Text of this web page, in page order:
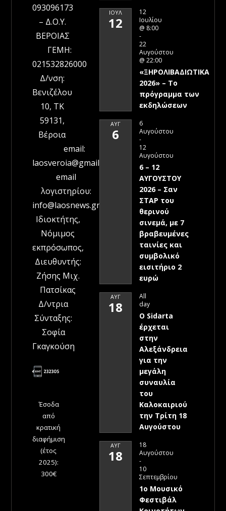
093096173
– Δ.Ο.Υ.
ΒΕΡΟΙΑΣ
ΓΕΜΗ:
021532826000
Δ/νση:
Βενιζέλου
10, ΤΚ
59131,
Βέροια
email:
laosveroia@gmail.com
email
λογιστηρίου:
info@laosnews.gr
Ιδιοκτήτης,
Νόμιμος
εκπρόσωπος,
Διευθυντής:
Ζήσης Μιχ.
Πατσίκας
Δ/ντρια
Σύνταξης:
Σοφία
Γκαγκούση
Έσοδα
από
κρατική
διαφήμιση
(έτος
2025):
300€
ΙΟΎΛ
12
12
Ιουλίου
@ 8:00
-
22
Αυγούστου
@ 22:00
«ΞΗΡΟΛΙΒΑΔΙΩΤΙΚΑ
2026» – To
πρόγραμμα των
εκδηλώσεων
ΑΥΓ
6
6
Αυγούστου
-
12
Αυγούστου
6 – 12
ΑΥΓΟΥΣΤΟΥ
2026 – Σαν
ΣΤΑΡ του
θερινού
σινεμά, με 7
βραβευμένες
ταινίες και
συμβολικό
εισιτήριο 2
ευρώ
ΑΥΓ
18
All
day
Ο Sidarta
έρχεται
στην
Αλεξάνδρεια
για την
μεγάλη
συναυλία
του
Καλοκαιριού
την Τρίτη 18
Αυγούστου
ΑΥΓ
18
18
Αυγούστου
-
10
Σεπτεμβρίου
1ο Μουσικό
Φεστιβάλ